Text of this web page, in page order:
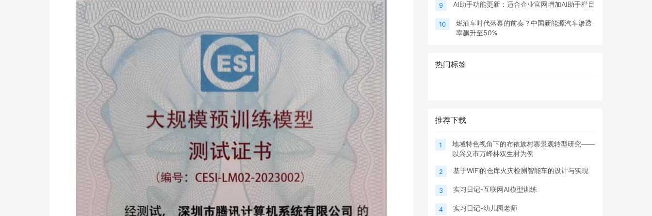
9 AI助手功能更新：适合企业官网增加AI助手栏目
10
燃油车时代落幕的前奏？中国新能源汽车渗透
率飙升至50%
热门标签
推荐下载
1
地域特色视角下的布依族村寨景观转型研究——
以兴义市万峰林双生村为例
2 基于WiFi的仓库火灾检测智能车的设计与实现
3 实习日记-互联网AI模型训练
4 实习日记-幼儿园老师